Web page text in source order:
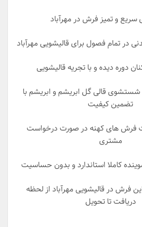
و تمیز فرش در مهرآباد
در تمام فصول برای قالیشویی مهرآباد
دوره دیده و با تجریه قالیشویی
قالی گل ابریشم و ابریشم با
تضمین کیفیت
فرش های کهنه در صورت درخواست
مشتری
کاملا استاندارد و بدون حساسیت
فرش در قالیشویی مهرآباد از لحظه
دریافت تا تحویل